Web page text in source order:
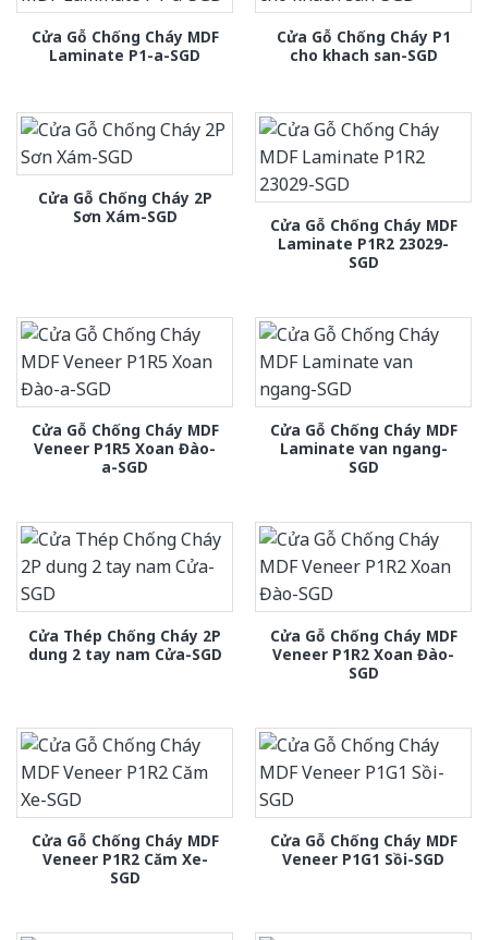
Cửa Gỗ Chống Cháy MDF
Laminate P1-a-SGD
Cửa Gỗ Chống Cháy P1
cho khach san-SGD
Cửa Gỗ Chống Cháy 2P
Sơn Xám-SGD
Cửa Gỗ Chống Cháy MDF
Laminate P1R2 23029-
SGD
Cửa Gỗ Chống Cháy MDF
Veneer P1R5 Xoan Đào-
a-SGD
Cửa Gỗ Chống Cháy MDF
Laminate van ngang-
SGD
Cửa Thép Chống Cháy 2P
dung 2 tay nam Cửa-SGD
Cửa Gỗ Chống Cháy MDF
Veneer P1R2 Xoan Đào-
SGD
Cửa Gỗ Chống Cháy MDF
Veneer P1R2 Căm Xe-
SGD
Cửa Gỗ Chống Cháy MDF
Veneer P1G1 Sồi-SGD